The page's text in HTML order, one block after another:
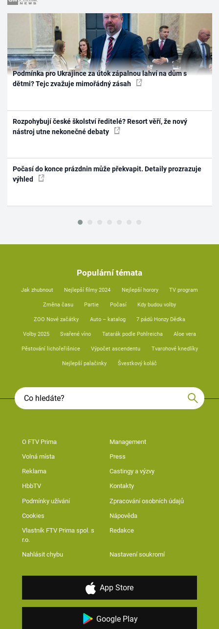
Podmínka pro Ukrajince za útok zápalnou lahví na dům s
dětmi? Tejc zvažuje mimořádný zásah
Rozpohybují české školství ředitelé? Resort věří, že nový
nástroj utne nekonečné debaty
Počasí do konce prázdnin může překvapit. Detaily prozrazuje
výhled
Populární témata
Jak zhubnout Nejlepší filmy 2024 Nejlepší horory TV program
Změna času Partie Počasí Kdy budou volby
ZOO Nové začátky Auto – katalog 7 pádů Honzy Dědka
Volby 2025 Svařené víno Tatarák podle Pohlreicha Aloe vera
Pěstování lichořeřišnice Výpočet ascendentu Tvarohové knedlíky
Nejlepší palačinky Švestkový koláč
O FTV Prima Management
Volná místa Press
Reklama Castingy a výzvy
HbbTV Kontakty
Podmínky užívání Zpracování osobních údajů
Cookies Nápověda
Vlastník FTV Prima spol. s
r.o.
Redakce
Nahlásit chybu Nastavení soukromí
App Store
Google Play